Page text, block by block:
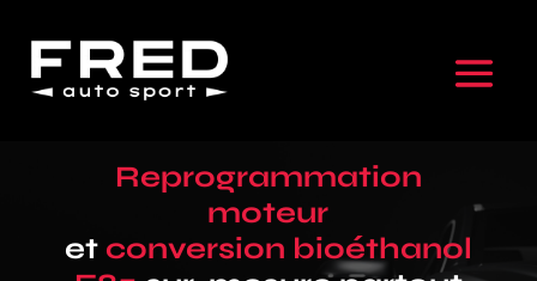
Reprogrammation
moteur
et conversion bioéthanol